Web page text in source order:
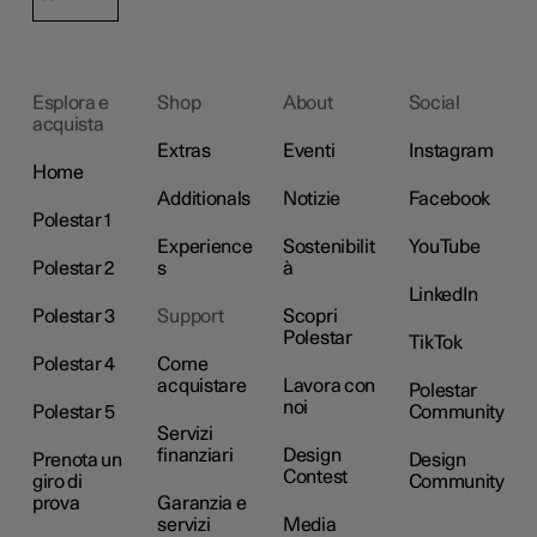
Esplora e
acquista
Home
Polestar 1
Polestar 2
Polestar 3
Polestar 4
Polestar 5
Prenota un
giro di
prova
Shop
Extras
Additionals
Experience
s
Support
Come
acquistare
Servizi
finanziari
Garanzia e
servizi
About
Eventi
Notizie
Sostenibilit
à
Scopri
Polestar
Lavora con
noi
Design
Contest
Media
Social
Instagram
Facebook
YouTube
LinkedIn
TikTok
Polestar
Community
Design
Community